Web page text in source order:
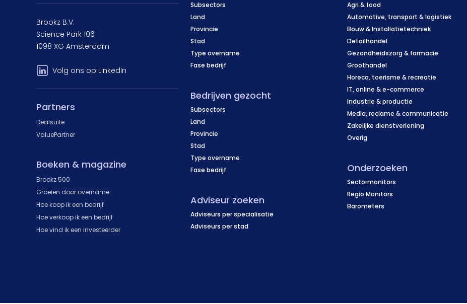
Subsectors
Land
Provincie
Stad
Type overname
Fase bedrijf
Bedrijven gezocht
Subsectors
Land
Provincie
Stad
Type overname
Fase bedrijf
Adviseur zoeken
Adviseurs per specialisatie
Adviseurs per stad
Agri & food
Automotive, transport & logistiek
Bouw & Installatietechniek
Detailhandel
Gezondheidszorg & farmacie
Groothandel
Horeca, toerisme & recreatie
IT, online & e-commerce
Industrie & productie
Media, reclame & communicatie
Zakelijke dienstverlening
Overig
Onderzoeken
Sectormonitors
Regio Monitors
Barometers
Brookz B.V.
Science Park 106
1098 XG Amsterdam
Volg ons op LinkedIn
Partners
Dealsuite
ValuePartner
Boeken & magazine
Brookz 500
Groeien door overname
Hoe koop ik een bedrijf
Hoe verkoop ik een bedrijf
Hoe vind ik een investeerder